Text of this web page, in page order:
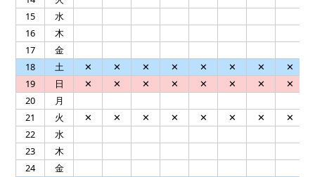
15
水
16
木
17
金
18
土 ✕ ✕ ✕ ✕ ✕ ✕ ✕ ✕
19
日 ✕ ✕ ✕ ✕ ✕ ✕ ✕ ✕
20
月
21
火 ✕ ✕ ✕ ✕ ✕ ✕ ✕ ✕
22
水
23
木
24
金